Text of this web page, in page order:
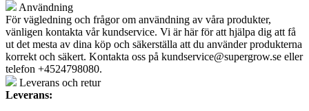
Användning
För vägledning och frågor om användning av våra produkter,
vänligen kontakta vår kundservice. Vi är här för att hjälpa dig att få
ut det mesta av dina köp och säkerställa att du använder produkterna
korrekt och säkert. Kontakta oss på kundservice@supergrow.se eller
telefon +4524798080.
Leverans och retur
Leverans: